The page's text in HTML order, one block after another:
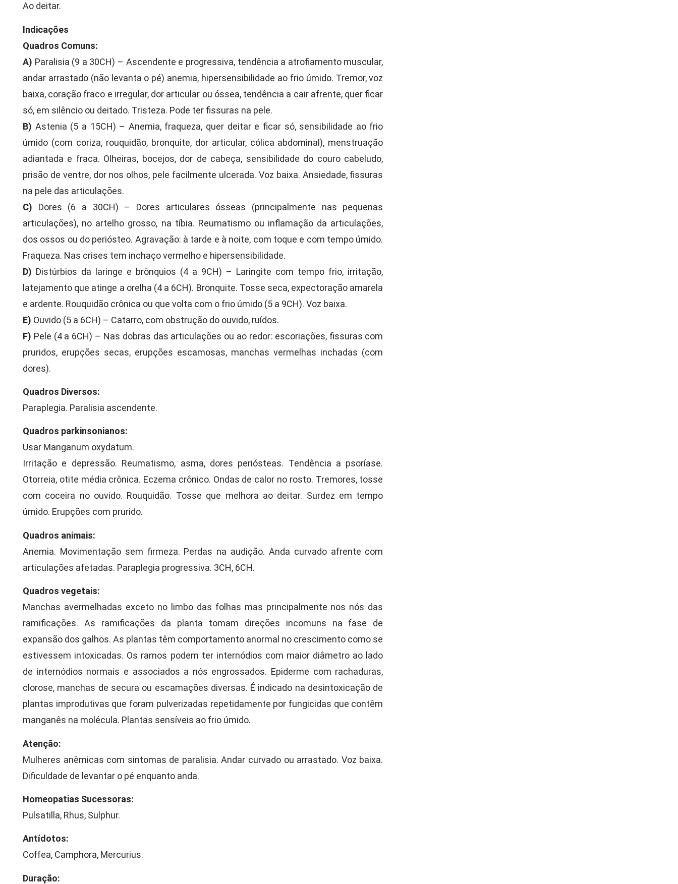
Ao deitar.
Indicações
Quadros Comuns:
A) Paralisia (9 a 30CH) – Ascendente e progressiva, tendência a atrofiamento muscular,
andar arrastado (não levanta o pé) anemia, hipersensibilidade ao frio úmido. Tremor, voz
baixa, coração fraco e irregular, dor articular ou óssea, tendência a cair afrente, quer ficar
só, em silêncio ou deitado. Tristeza. Pode ter fissuras na pele.
B) Astenia (5 a 15CH) – Anemia, fraqueza, quer deitar e ficar só, sensibilidade ao frio
úmido (com coriza, rouquidão, bronquite, dor articular, cólica abdominal), menstruação
adiantada e fraca. Olheiras, bocejos, dor de cabeça, sensibilidade do couro cabeludo,
prisão de ventre, dor nos olhos, pele facilmente ulcerada. Voz baixa. Ansiedade, fissuras
na pele das articulações.
C) Dores (6 a 30CH) – Dores articulares ósseas (principalmente nas pequenas
articulações), no artelho grosso, na tíbia. Reumatismo ou inflamação da articulações,
dos ossos ou do periósteo. Agravação: à tarde e à noite, com toque e com tempo úmido.
Fraqueza. Nas crises tem inchaço vermelho e hipersensibilidade.
D) Distúrbios da laringe e brônquios (4 a 9CH) – Laringite com tempo frio, irritação,
latejamento que atinge a orelha (4 a 6CH). Bronquite. Tosse seca, expectoração amarela
e ardente. Rouquidão crônica ou que volta com o frio úmido (5 a 9CH). Voz baixa.
E) Ouvido (5 a 6CH) – Catarro, com obstrução do ouvido, ruídos.
F) Pele (4 a 6CH) – Nas dobras das articulações ou ao redor: escoriações, fissuras com
pruridos, erupções secas, erupções escamosas, manchas vermelhas inchadas (com
dores).
Quadros Diversos:
Paraplegia. Paralisia ascendente.
Quadros parkinsonianos:
Usar Manganum oxydatum.
Irritação e depressão. Reumatismo, asma, dores periósteas. Tendência a psoríase.
Otorreia, otite média crônica. Eczema crônico. Ondas de calor no rosto. Tremores, tosse
com coceira no ouvido. Rouquidão. Tosse que melhora ao deitar. Surdez em tempo
úmido. Erupções com prurido.
Quadros animais:
Anemia. Movimentação sem firmeza. Perdas na audição. Anda curvado afrente com
articulações afetadas. Paraplegia progressiva. 3CH, 6CH.
Quadros vegetais:
Manchas avermelhadas exceto no limbo das folhas mas principalmente nos nós das
ramificações. As ramificações da planta tomam direções incomuns na fase de
expansão dos galhos. As plantas têm comportamento anormal no crescimento como se
estivessem intoxicadas. Os ramos podem ter internódios com maior diâmetro ao lado
de internódios normais e associados a nós engrossados. Epiderme com rachaduras,
clorose, manchas de secura ou escamações diversas. É indicado na desintoxicação de
plantas improdutivas que foram pulverizadas repetidamente por fungicidas que contêm
manganês na molécula. Plantas sensíveis ao frio úmido.
Atenção:
Mulheres anêmicas com sintomas de paralisia. Andar curvado ou arrastado. Voz baixa.
Dificuldade de levantar o pé enquanto anda.
Homeopatias Sucessoras:
Pulsatilla, Rhus, Sulphur.
Antídotos:
Coffea, Camphora, Mercurius.
Duração: